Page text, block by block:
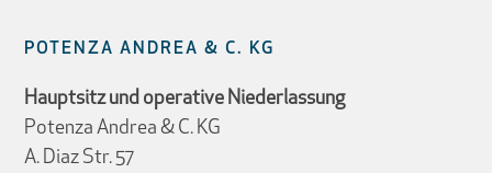
POTENZA ANDREA & C. KG
Hauptsitz und operative Niederlassung
Potenza Andrea & C. KG
A. Diaz Str. 57